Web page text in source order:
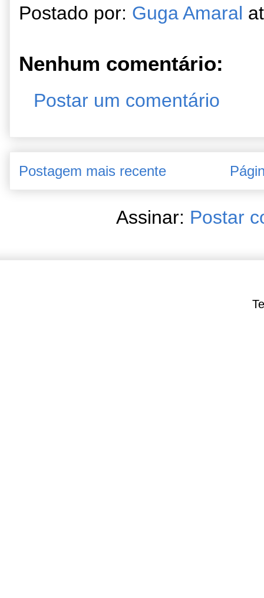
Postado por: Guga Amaral
Nenhum comentário:
Postar um comentário
Postagem mais recente
Assinar: Postar